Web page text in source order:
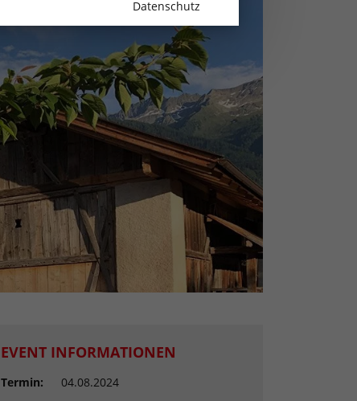
EVENT INFORMATIONEN
Termin:
04.08.2024
Datenschutz